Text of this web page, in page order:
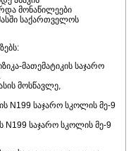
მონაწილეები
საქართველოს
მათემატიკის საჯარო
მოსწავლე,
N199 საჯარო სკოლის მე-9
N199 საჯარო სკოლის მე-9